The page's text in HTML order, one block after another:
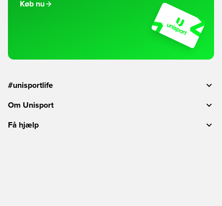
Køb nu
#unisportlife
Om Unisport
Få hjælp